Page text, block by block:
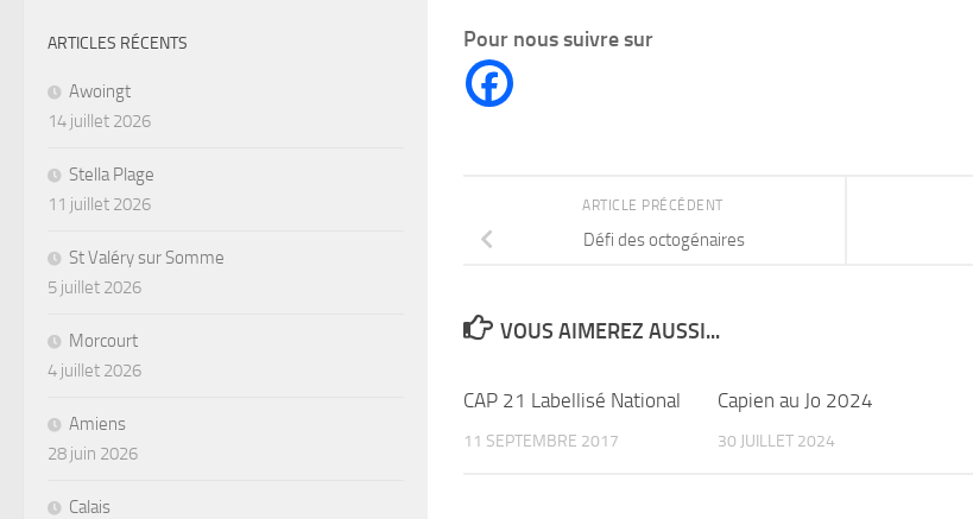
Pour nous suivre sur
ARTICLE PRÉCÉDENT
Défi des octogénaires
VOUS AIMEREZ AUSSI...
CAP 21 Labellisé National
11 SEPTEMBRE 2017
Capien au Jo 2024
30 JUILLET 2024
ARTICLES RÉCENTS
Awoingt
14 juillet 2026
Stella Plage
11 juillet 2026
St Valéry sur Somme
5 juillet 2026
Morcourt
4 juillet 2026
Amiens
28 juin 2026
Calais